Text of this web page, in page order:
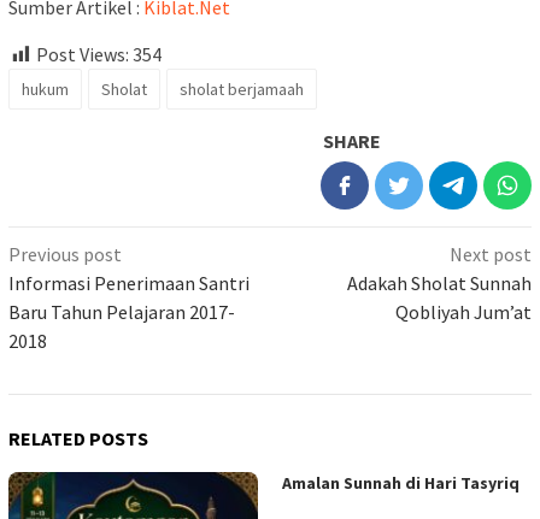
Sumber Artikel : Kiblat.Net
Post Views: 354
hukum Sholat sholat berjamaah
SHARE
Previous post
Informasi Penerimaan Santri
Baru Tahun Pelajaran 2017-
2018
Next post
Adakah Sholat Sunnah
Qobliyah Jum’at
RELATED POSTS
Amalan Sunnah di Hari Tasyriq